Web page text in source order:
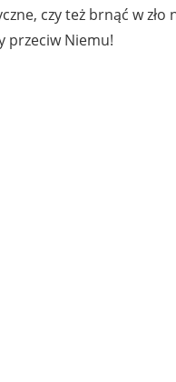
czy też brnąć w zło
przeciw Niemu!